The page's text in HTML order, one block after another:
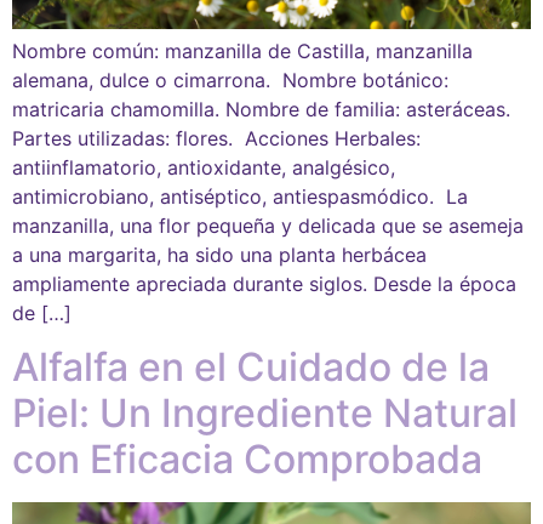
Nombre común: manzanilla de Castilla, manzanilla
alemana, dulce o cimarrona. Nombre botánico:
matricaria chamomilla. Nombre de familia: asteráceas.
Partes utilizadas: flores. Acciones Herbales:
antiinflamatorio, antioxidante, analgésico,
antimicrobiano, antiséptico, antiespasmódico. La
manzanilla, una flor pequeña y delicada que se asemeja
a una margarita, ha sido una planta herbácea
ampliamente apreciada durante siglos. Desde la época
de […]
Alfalfa en el Cuidado de la
Piel: Un Ingrediente Natural
con Eficacia Comprobada